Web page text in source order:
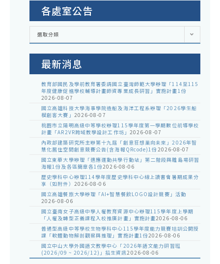
各處室公告
各
室
選取分類
最新消息
教育部國民及學前教育署委請國立臺灣師範大學辦理「114至115
年度健康促進學校輔導計畫師資專業成長研習」實施計畫1份
2026-08-07
國立高雄科技大學海事學院造船及海洋工程系辦理「2026學生船
模創客大賽」 2026-08-07
桃園市立陽明高級中等學校辦理115學年度第一學期數位前導學校
計畫「AR2VR跨域教學設計工作坊」 2026-08-07
內政部建築研究所主辦第十九屆「創意狂想巢向未來」2026年智
慧化居住空間創意競賽公告(含海報QRcode)1份2026-08-07
國立東華大學辦理「適應運動共學行動站」第二階段與離島場研習
海報1份及各區簡章各1份2026-08-06
歷史學科中心辦理114學年度歷史學科中心線上讀書會暑期成果分
享（如附件） 2026-08-06
國立高雄餐旅大學辦理「AI+智慧餐飲LOGO設計競賽」活動
2026-08-06
國立臺南女子高級中學人權教育資源中心辦理115學年度上學期
「人權及轉型正義課程入校推廣計畫」實施計畫2026-08-06
普通型高級中等學校生物學科中心115學年度能力競賽培訓公開授
課「軟體動物解剖觀察與推理」實施計畫1份2026-08-06
國立中山大學外國語文教學中心「2026年語文能力研習班
(2026/09 ~ 2026/12)」招生資訊2026-08-06